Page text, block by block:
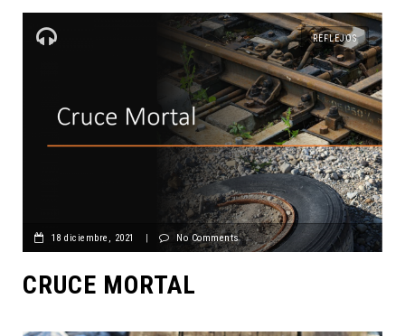
REFLEJOS
18 diciembre, 2021 No Comments
CRUCE MORTAL